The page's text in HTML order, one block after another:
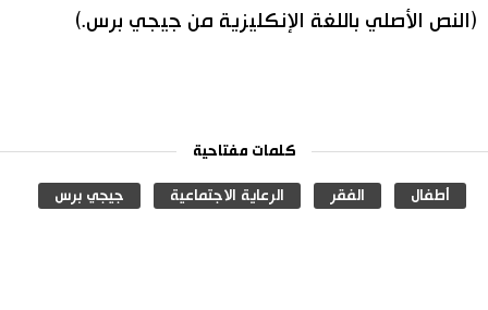
(النص الأصلي باللغة الإنكليزية من جيجي برس.)
كلمات مفتاحية
أطفال الفقر الرعاية الاجتماعية جيجي برس